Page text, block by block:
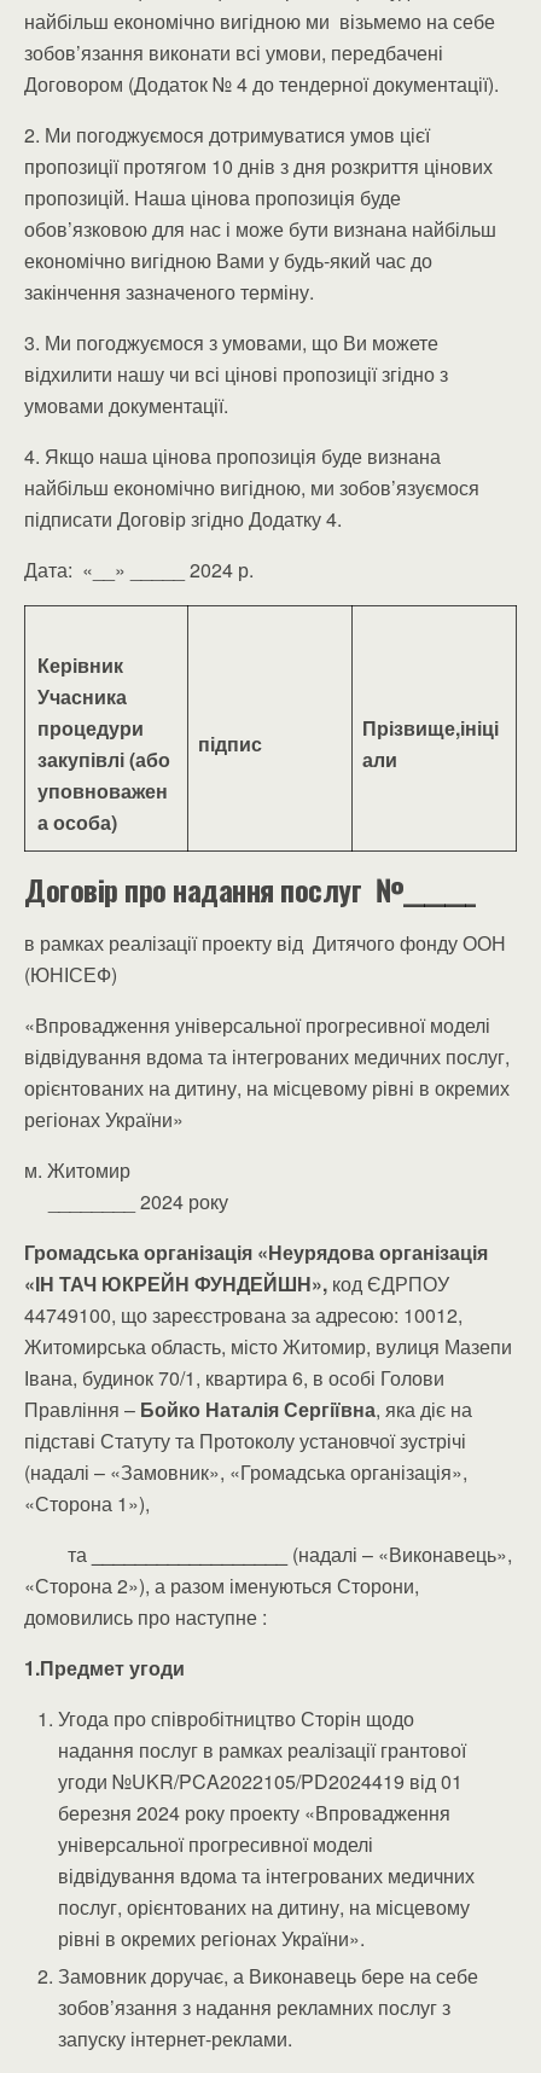
найбільш економічно вигідною ми візьмемо на себе
зобов’язання виконати всі умови, передбачені
Договором (Додаток № 4 до тендерної документації).
2. Ми погоджуємося дотримуватися умов цієї
пропозиції протягом 10 днів з дня розкриття цінових
пропозицій. Наша цінова пропозиція буде
обов’язковою для нас і може бути визнана найбільш
економічно вигідною Вами у будь-який час до
закінчення зазначеного терміну.
3. Ми погоджуємося з умовами, що Ви можете
відхилити нашу чи всі цінові пропозиції згідно з
умовами документації.
4. Якщо наша цінова пропозиція буде визнана
найбільш економічно вигідною, ми зобов’язуємося
підписати Договір згідно Додатку 4.
Дата: «__» _____ 2024 р.
Керівник
Учасника
процедури
закупівлі(або
уповноважен
а особа)
підпис
Прізвище,ініці
али
Договірпро надання послуг №_______
в рамках реалізації проекту від Дитячого фонду ООН
(ЮНІСЕФ)
«Впровадження універсальної прогресивної моделі
відвідування вдома та інтегрованих медичних послуг,
орієнтованих на дитину, на місцевому рівні в окремих
регіонах України»
м. Житомир
________ 2024 року
Громадська організація «Неурядова організація
«ІН ТАЧ ЮКРЕЙН ФУНДЕЙШН», код ЄДРПОУ
44749100, що зареєстрована за адресою: 10012,
Житомирська область, місто Житомир, вулиця Мазепи
Івана, будинок 70/1, квартира 6, в особі Голови
Правління – Бойко Наталія Сергіївна, яка діє на
підставі Статуту та Протоколу установчої зустрічі
(надалі – «Замовник», «Громадська організація»,
«Сторона 1»),
та
(надалі – «Виконавець»,
«Сторона 2»), а разом іменуються Сторони,
домовились про наступне :
1.Предмет угоди
Угода про співробітництво Сторін щодо
надання послуг в рамках реалізації грантової
угоди №UKR/PCA2022105/PD2024419 від 01
березня 2024 року проекту «Впровадження
універсальної прогресивної моделі
відвідування вдома та інтегрованих медичних
послуг, орієнтованих на дитину, на місцевому
рівні в окремих регіонах України».
Замовник доручає, а Виконавець бере на себе
зобов’язання з надання рекламних послуг з
запуску інтернет-реклами.